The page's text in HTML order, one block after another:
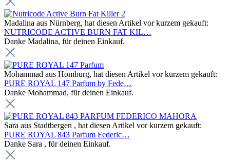
Madalina aus Nürnberg, hat diesen Artikel vor kurzem gekauft:
NUTRICODE ACTIVE BURN FAT KIL…
Danke Madalina, für deinen Einkauf.
Mohammad aus Homburg, hat diesen Artikel vor kurzem gekauft:
PURE ROYAL 147 Parfum by Fede…
Danke Mohammad, für deinen Einkauf.
Sara aus Stadtbergen , hat diesen Artikel vor kurzem gekauft:
PURE ROYAL 843 Parfum Federic…
Danke Sara , für deinen Einkauf.